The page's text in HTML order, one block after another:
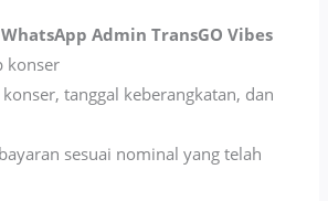
WhatsApp Admin TransGO Vibes
konser
tanggal keberangkatan, dan
sesuai nominal yang telah